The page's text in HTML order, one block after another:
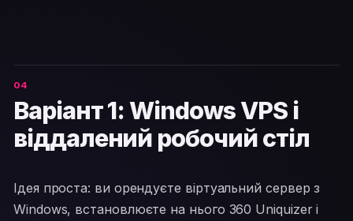
Варіант 1: Windows VPS і
віддалений робочий стіл
Ідея проста: ви орендуєте віртуальний сервер з
Windows, встановлюєте на нього 360 Uniquizer і